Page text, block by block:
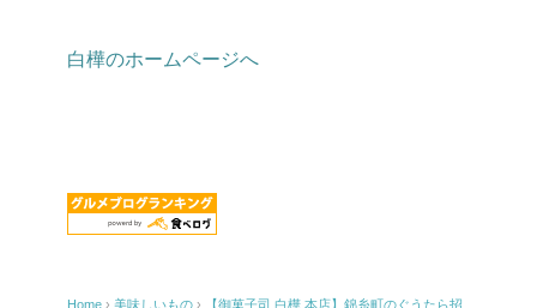
白樺のホームページへ
Home › 美味しいもの › 【御菓子司 白樺 本店】錦糸町のぐうたら招